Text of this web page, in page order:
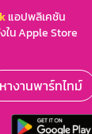
แอปพลิเคชัน
ใน Apple Store
หางานพาร์ทไทม์